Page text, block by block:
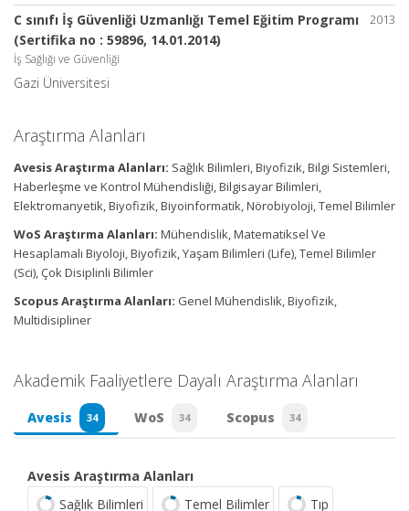
2013
C sınıfı İş Güvenliği Uzmanlığı Temel Eğitim Programı
(Sertifika no : 59896, 14.01.2014)
İş Sağlığı ve Güvenliği
Gazi Üniversitesi
Araştırma Alanları
Avesis Araştırma Alanları: Sağlık Bilimleri, Biyofizik, Bilgi Sistemleri,
Haberleşme ve Kontrol Mühendisliği, Bilgisayar Bilimleri,
Elektromanyetik, Biyofizik, Biyoinformatik, Nörobiyoloji, Temel Bilimler
WoS Araştırma Alanları: Mühendislik, Matematiksel Ve
Hesaplamalı Biyoloji, Biyofizik, Yaşam Bilimleri (Life), Temel Bilimler
(Sci), Çok Disiplinli Bilimler
Scopus Araştırma Alanları: Genel Mühendislik, Biyofizik,
Multidisipliner
Akademik Faaliyetlere Dayalı Araştırma Alanları
Avesis 34 WoS 34 Scopus 34
Avesis Araştırma Alanları
Sağlık Bilimleri
Temel Bilimler Tıp